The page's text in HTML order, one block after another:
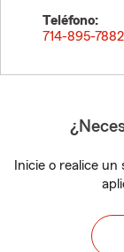
Teléfono:
714-895-7882
Inicie o realice